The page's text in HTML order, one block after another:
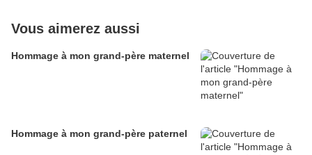
Vous aimerez aussi
Hommage à mon grand-père maternel
Hommage à mon grand-père paternel